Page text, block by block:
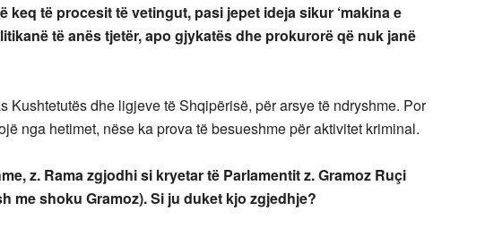
keq të procesit të vetingut, pasi jepet ideja sikur ‘makina e
të anës tjetër, apo gjykatës dhe prokurorë që nuk janë
Kushtetutës dhe ligjeve të Shqipërisë, për arsye të ndryshme. Por
nga hetimet, nëse ka prova të besueshme për aktivitet kriminal.
z. Rama zgjodhi si kryetar të Parlamentit z. Gramoz Ruçi
me shoku Gramoz). Si ju duket kjo zgjedhje?